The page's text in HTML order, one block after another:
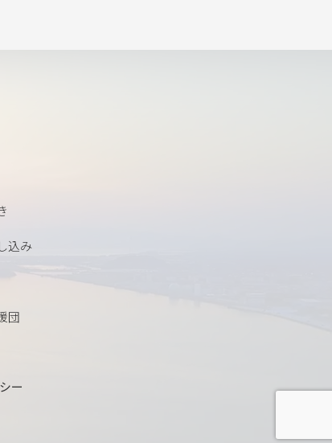
込み
団
ー